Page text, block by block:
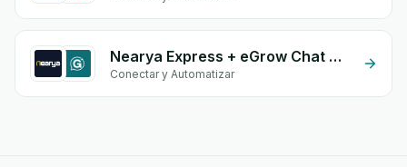
Nearya Express + eGrow Chat Widget
Conectar y Automatizar